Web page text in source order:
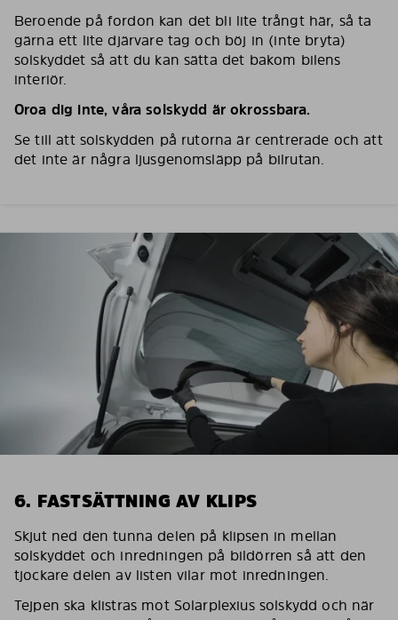
Beroende på fordon kan det bli lite trångt här, så ta
gärna ett lite djärvare tag och böj in (inte bryta)
solskyddet så att du kan sätta det bakom bilens
interiör.
Oroa dig inte, våra solskydd är okrossbara.
Se till att solskydden på rutorna är centrerade och att
det inte är några ljusgenomsläpp på bilrutan.
6. FASTSÄTTNING AV KLIPS
Skjut ned den tunna delen på klipsen in mellan
solskyddet och inredningen på bildörren så att den
tjockare delen av listen vilar mot inredningen.
Tejpen ska klistras mot Solarplexius solskydd och när